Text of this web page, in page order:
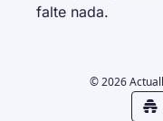
falte nada.
© 2026